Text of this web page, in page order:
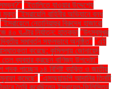
"ইতালিতে যাওয়ার উদ্দেশ্যে
মুক্ত "ইসরায়েলি বাহিনীর অভিযানে বন্ধ
"ইসরায়েলে নেতানিয়াহুর বিরুদ্ধে হাজারো
৪০ ঘণ্টার নির্যাতন: হাতকড়া "উৎসবমুখর
দ্বিতীয় সমাবর্তন সফলভাবে অনুষ্ঠিত" "এই
করেছে: কুমিল্লায় জোনায়েদ
ব্যবহার করছেন বাণিজ্য উপদেষ্টা"
পদক পাচ্ছেন ১৪ বিশিষ্ট ব্যক্তি ও জাতীয়
কমেছে" "এসঅ্যান্ডপি আদানির তিনটি
তৈরি করেছিলেন ইসরায়েল-ফিলিস্তিন